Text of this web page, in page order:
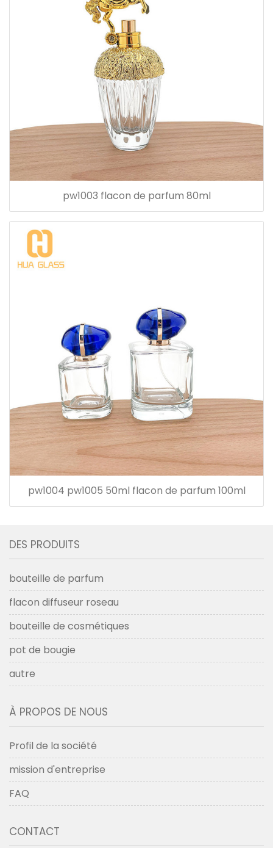
pw1003 flacon de parfum 80ml
pw1004 pw1005 50ml flacon de parfum 100ml
DES PRODUITS
bouteille de parfum
flacon diffuseur roseau
bouteille de cosmétiques
pot de bougie
autre
À PROPOS DE NOUS
Profil de la société
mission d'entreprise
FAQ
CONTACT